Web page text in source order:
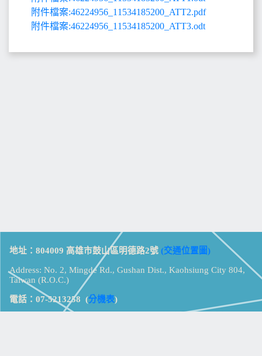
附件檔案:46224956_11534185200_ATT2.pdf
附件檔案:46224956_11534185200_ATT3.odt
地址：804009 高雄市鼓山區明德路2號 (交通位置圖)
Address: No. 2, Mingde Rd., Gushan Dist., Kaohsiung City 804,
Taiwan (R.O.C.)
電話：07-5213258 (分機表)